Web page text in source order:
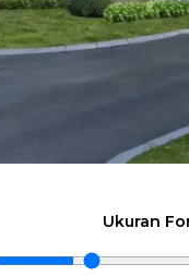
Ukuran